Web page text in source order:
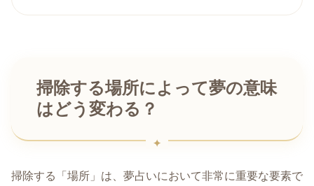
掃除する場所によって夢の意味
はどう変わる？
掃除する「場所」は、夢占いにおいて非常に重要な要素で